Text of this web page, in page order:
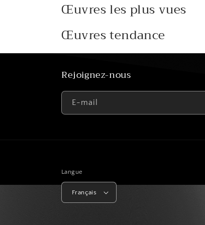
Œuvres les plus vues
Œuvres tendance
Rejoignez-nous
E-mail
Langue
Français